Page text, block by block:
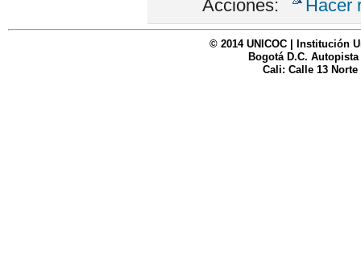
Acciones: Hacer
© 2014 UNICOC | Institución
Bogotá D.C. Autopista
Cali: Calle 13 Norte